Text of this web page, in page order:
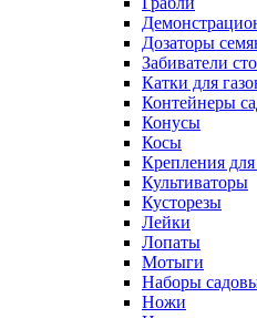
Дозаторы
Забиватели
Катки для
Контейнеры
Конусы
Косы
Крепления
Культиваторы
Кусторезы
Лейки
Лопаты
Мотыги
Наборы
Ножи